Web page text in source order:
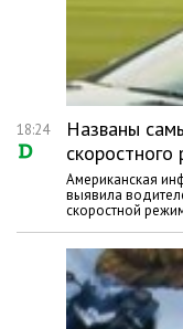
18:24
Названы
Американская
выявила
скоростной